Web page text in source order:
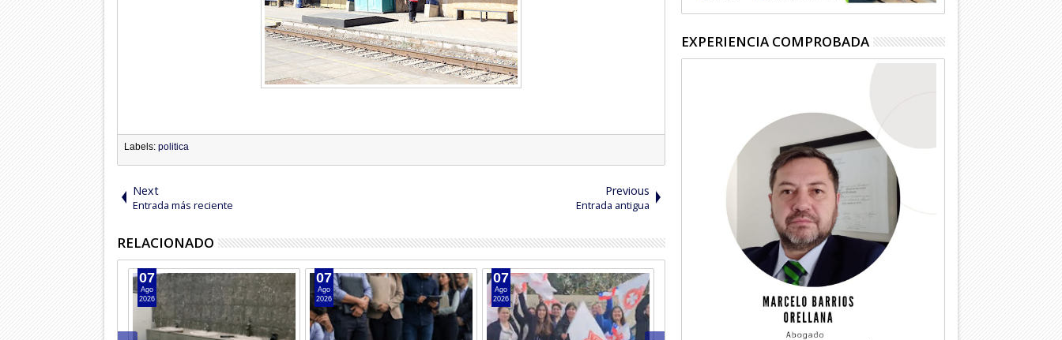
Labels: politica
Next
Entrada más reciente
Previous
Entrada antigua
RELACIONADO
07
Ago
2026
07
Ago
2026
07
Ago
2026
04
2026
EXPERIENCIA COMPROBADA